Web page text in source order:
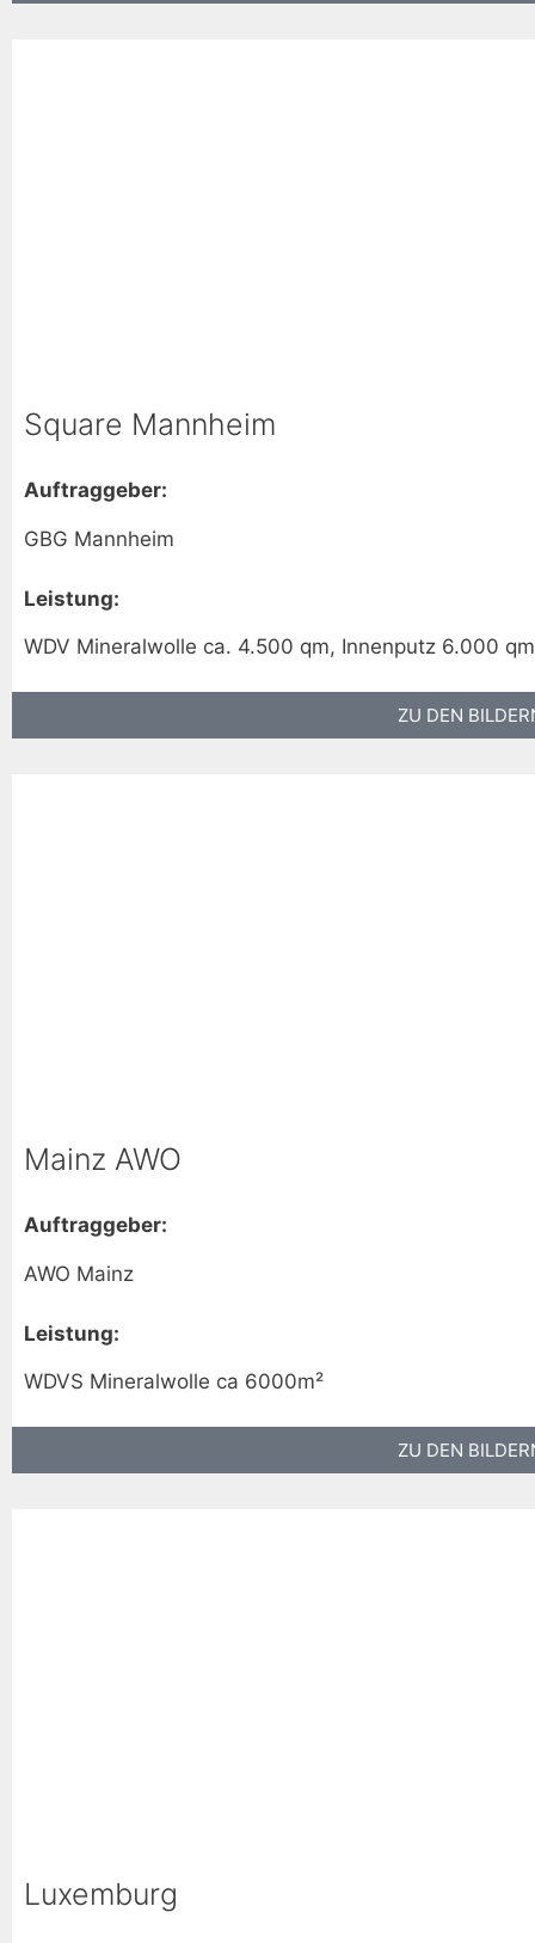
Square Mannheim
Auftraggeber:
GBG Mannheim
Leistung:
WDV Mineralwolle ca. 4.500 qm, Innenputz 6.000 qm
ZU DEN
Mainz AWO
Auftraggeber:
AWO Mainz
Leistung:
WDVS Mineralwolle ca 6000m²
ZU DEN
Luxemburg